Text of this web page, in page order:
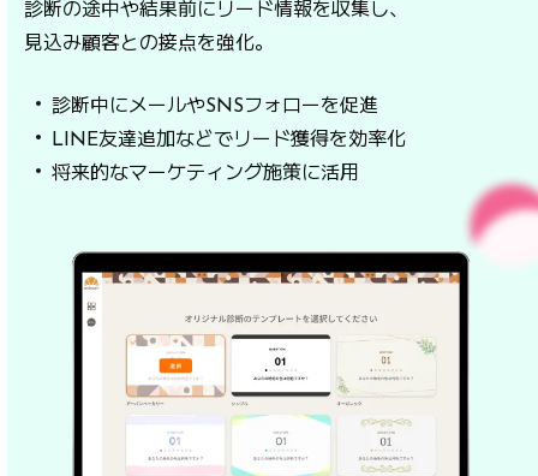
診断の途中や結果前にリード情報を収集し、
見込み顧客との接点を強化。
診断中にメールやSNSフォローを促進
LINE友達追加などでリード獲得を効率化
将来的なマーケティング施策に活用